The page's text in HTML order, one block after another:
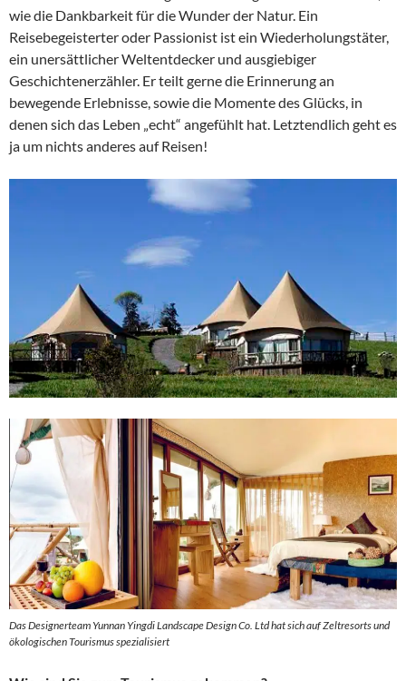
wie die Dankbarkeit für die Wunder der Natur. Ein
Reisebegeisterter oder Passionist ist ein Wiederholungstäter,
ein unersättlicher Weltentdecker und ausgiebiger
Geschichtenerzähler. Er teilt gerne die Erinnerung an
bewegende Erlebnisse, sowie die Momente des Glücks, in
denen sich das Leben „echt“ angefühlt hat. Letztendlich geht es
ja um nichts anderes auf Reisen!
Das Designerteam Yunnan Yingdi Landscape Design Co. Ltdhat sich auf Zeltresorts und
ökologischen Tourismus spezialisiert